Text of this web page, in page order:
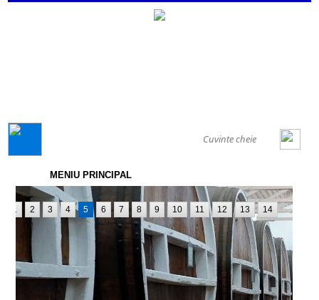
MENIU PRINCIPAL
1 2 3 4 5 6 7 8 9 10 11 12 13 14